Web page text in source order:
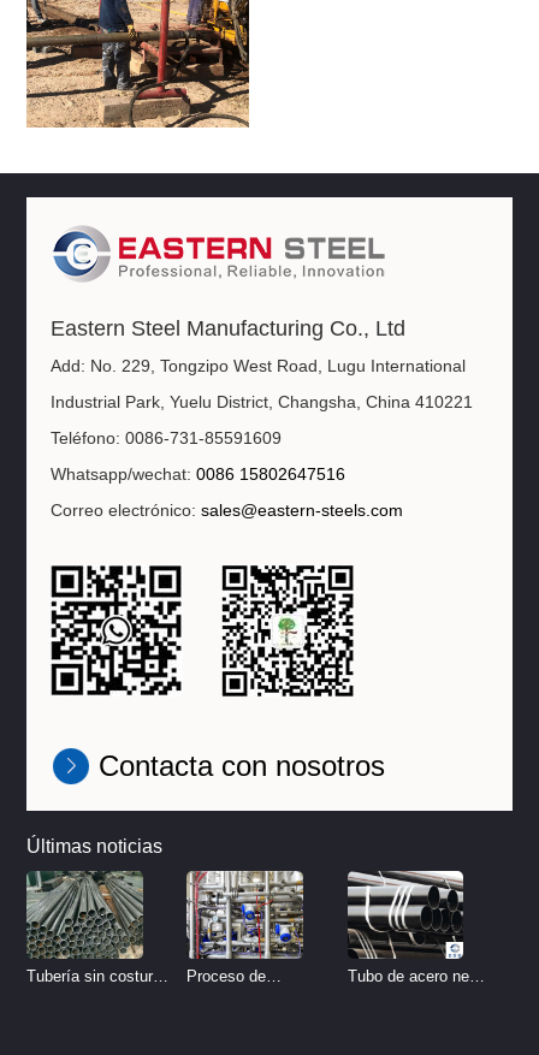
Eastern Steel Manufacturing Co., Ltd
Add: No. 229, Tongzipo West Road, Lugu International
Industrial Park, Yuelu District, Changsha, China 410221
Teléfono: 0086-731-85591609
Whatsapp/wechat:0086 15802647516
Correo electrónico:sales@eastern-steels.com
Contacta con nosotros
Últimas noticias
Tubería sin costura
Proceso de
Tubo de acero negro